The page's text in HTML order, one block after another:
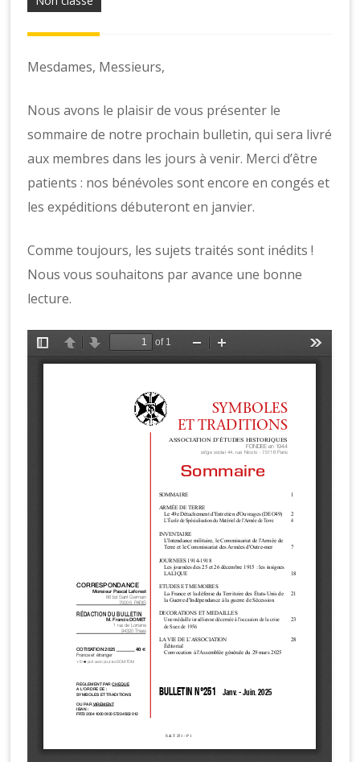
n
s
Mesdames, Messieurs,
Nous avons le plaisir de vous présenter le
sommaire de notre prochain bulletin, qui sera livré
aux membres dans les jours à venir. Merci d’être
patients : nos bénévoles sont encore en congés et
les expéditions débuteront en janvier.
Comme toujours, les sujets traités sont inédits !
Nous vous souhaitons par avance une bonne
lecture.